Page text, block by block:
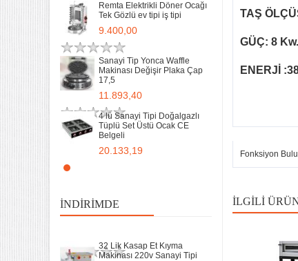
Remta Elektrikli Döner Ocağı
Tek Gözlü ev tipi iş tipi
9.400,00
Sanayi Tip Yonca Waffle
Makinası Değişir Plaka Çap
17,5
11.893,40
4 lü Sanayi Tipi Doğalgazlı
Tüplü Set Üstü Ocak CE
Belgeli
20.133,19
9.400,00
İNDIRIMDE
32 Lik Kasap Et Kıyma
Makinası 220v Sanayi Tipi
31.850,00
Sanayi tipi Doğalgazlı Tüplü
Ce Belgeli Yer Ocağı Tek
Yanışlı Döküm
6.203,60
70 Cm Yarı oluklu Doğalgazlı
Tüplü Ce Belgeli Döküm
Izgara
Makinesi Yatık Kazan
Devirmeli Tekerlekli Ozay
32 Lik Kasap Et Kıyma
Makinası 220v Sanayi Tipi
TAŞ
GÜÇ: 8 Kw.
ENERJİ
Fonksiyon
İLGILI